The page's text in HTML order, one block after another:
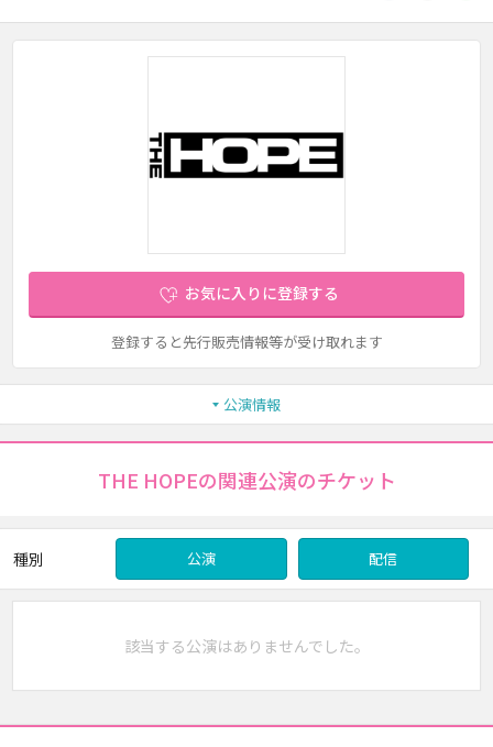
お気に入りに登録する
登録すると先行販売情報等が受け取れます
公演情報
THE HOPEの関連公演のチケット
種別 公演 配信
該当する公演はありませんでした。